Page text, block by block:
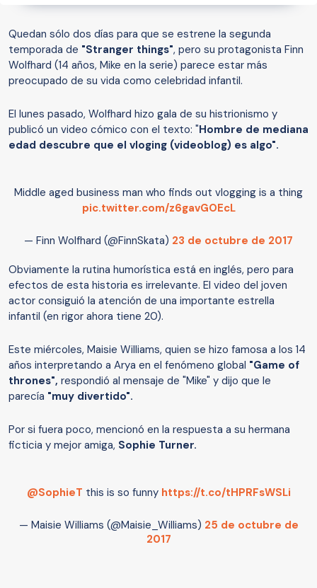
Quedan sólo dos días para que se estrene la segunda
temporada de "Stranger things", pero su protagonista Finn
Wolfhard (14 años, Mike en la serie) parece estar más
preocupado de su vida como celebridad infantil.
El lunes pasado, Wolfhard hizo gala de su histrionismo y
publicó un video cómico con el texto: "Hombre de mediana
edad descubre que el vloging (videoblog) es algo".
Middle aged business man who finds out vlogging is a thing
pic.twitter.com/z6gavGOEcL
— Finn Wolfhard (@FinnSkata) 23 de octubre de 2017
Obviamente la rutina humorística está en inglés, pero para
efectos de esta historia es irrelevante. El video del joven
actor consiguió la atención de una importante estrella
infantil (en rigor ahora tiene 20).
Este miércoles, Maisie Williams, quien se hizo famosa a los 14
años interpretando a Arya en el fenómeno global "Game of
thrones", respondió al mensaje de "Mike" y dijo que le
parecía "muy divertido".
Por si fuera poco, mencionó en la respuesta a su hermana
ficticia y mejor amiga, Sophie Turner.
@SophieT this is so funny https://t.co/tHPRFsWSLi
— Maisie Williams (@Maisie_Williams) 25 de octubre de
2017